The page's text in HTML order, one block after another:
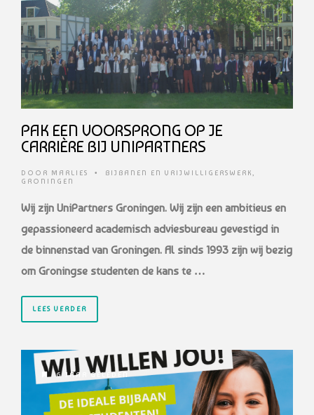
PAK EEN VOORSPRONG OP JE
CARRIÈRE BIJ UNIPARTNERS
DOOR MARLIES • BIJBANEN EN VRIJWILLIGERSWERK,
GRONINGEN
Wij zijn UniPartners Groningen. Wij zijn een ambitieus en
gepassioneerd academisch adviesbureau gevestigd in
de binnenstad van Groningen. Al sinds 1993 zijn wij bezig
om Groningse studenten de kans te …
LEES VERDER
6 JAAR GELEDEN